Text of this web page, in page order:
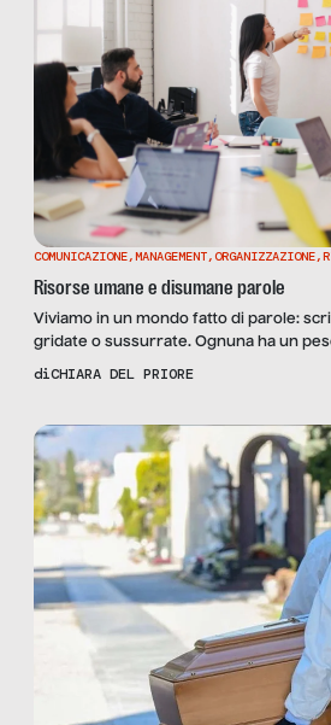
COMUNICAZIONE,MANAGEMENT,ORGANIZZAZIONE,
Risorse umane e disumane parole
Viviamo in un mondo fatto di parole:
gridate o sussurrate. Ognuna ha un
si parla di lavoro, luogo in cui
sarebbe meglio non usare? Lo
diCHIARA DEL PRIORE